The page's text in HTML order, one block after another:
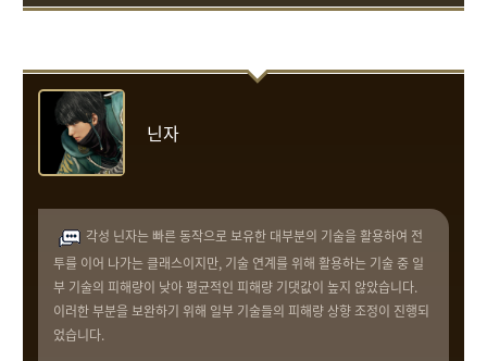
닌자
각성 닌자는 빠른 동작으로 보유한 대부분의 기술을 활용하여 전
투를 이어 나가는 클래스이지만, 기술 연계를 위해 활용하는 기술 중 일
부 기술의 피해량이 낮아 평균적인 피해량 기댓값이 높지 않았습니다.
이러한 부분을 보완하기 위해 일부 기술들의 피해량 상향 조정이 진행되
었습니다.